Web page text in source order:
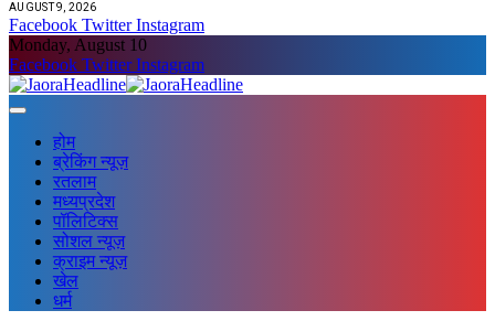
AUGUST 9, 2026
Facebook Twitter Instagram
Monday, August 10
Facebook Twitter Instagram
होम
ब्रेकिंग न्यूज़
रतलाम
मध्यप्रदेश
पॉलिटिक्स
सोशल न्यूज़
क्राइम न्यूज़
खेल
धर्म